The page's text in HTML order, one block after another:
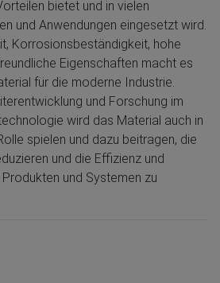
bietet und in vielen
und Anwendungen eingesetzt wird.
Korrosionsbeständigkeit, hohe
Eigenschaften macht es
für die moderne Industrie.
und Forschung im
wird das Material auch in
spielen und dazu beitragen, die
und die Effizienz und
und Systemen zu